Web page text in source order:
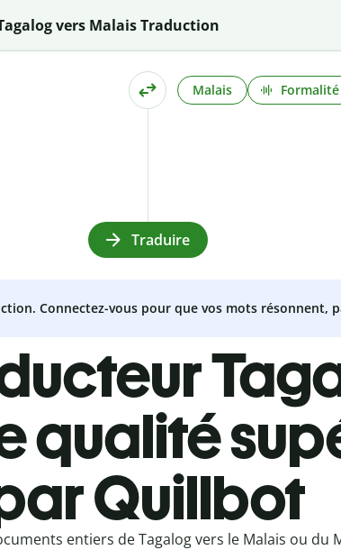
vers Malais Traduction
Malais Formalité
Traduire
Connectez-vous pour que vos mots résonnent,
qualité
Quillbot
entiers de Tagalog vers le Malais ou du